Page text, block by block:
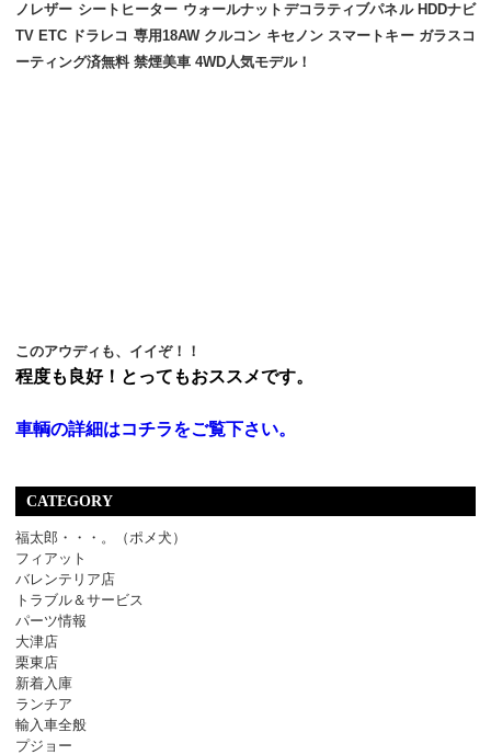
ノレザー シートヒーター ウォールナットデコラティブパネル HDDナビ
TV ETC ドラレコ 専用18AW クルコン キセノン スマートキー ガラスコ
ーティング済無料 禁煙美車 4WD人気モデル！
このアウディも、イイぞ！！
程度も良好！とってもおススメです。
車輌の詳細はコチラをご覧下さい。
CATEGORY
福太郎・・・。（ポメ犬）
フィアット
バレンテリア店
トラブル＆サービス
パーツ情報
大津店
栗東店
新着入庫
ランチア
輸入車全般
プジョー